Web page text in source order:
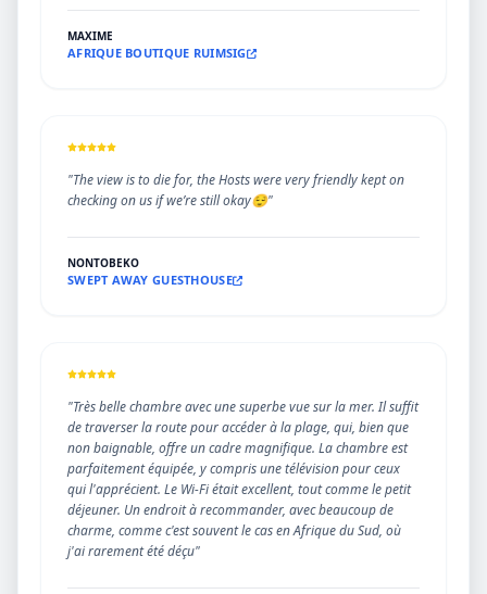
MAXIME
AFRIQUE BOUTIQUE RUIMSIG
"The view is to die for, the Hosts were very friendly kept on
checking on us if we’re still okay😌"
NONTOBEKO
SWEPT AWAY GUESTHOUSE
"Très belle chambre avec une superbe vue sur la mer. Il suffit
de traverser la route pour accéder à la plage, qui, bien que
non baignable, offre un cadre magnifique. La chambre est
parfaitement équipée, y compris une télévision pour ceux
qui l'apprécient. Le Wi-Fi était excellent, tout comme le petit
déjeuner. Un endroit à recommander, avec beaucoup de
charme, comme c'est souvent le cas en Afrique du Sud, où
j'ai rarement été déçu"